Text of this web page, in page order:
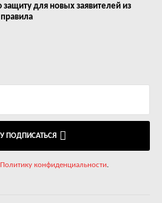
для новых заявителей из
ПОДПИСАТЬСЯ
Политику конфиденциальности.